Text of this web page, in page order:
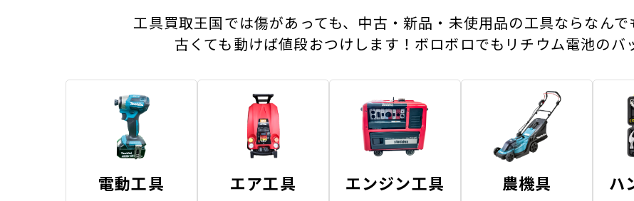
工具買取王国では傷があっても、中古・新品・未使用品の工具ならなんで
古くても動けば値段おつけします！ボロボロでもリチウム電池のバ
電動工具 エア工具 エンジン工具 農機具 ハ